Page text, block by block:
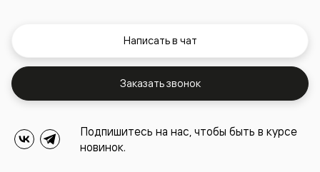
Написать в чат
Заказать звонок
Подпишитесь на нас, чтобы быть в курсе
новинок.